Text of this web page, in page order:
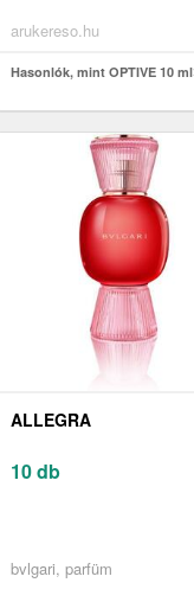
nedvességtartalm...
arukereso.hu
Hasonlók, mint OPTIVE 10 ml
ALLEGRA
10 db
bvlgari, parfüm